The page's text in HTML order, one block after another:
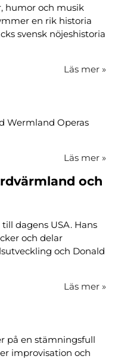
humor och musik
en rik historia
svensk nöjeshistoria
Läs mer »
Wermland Operas
Läs mer »
och
dagens USA. Hans
och delar
och Donald
Läs mer »
på en stämningsfull
improvisation och